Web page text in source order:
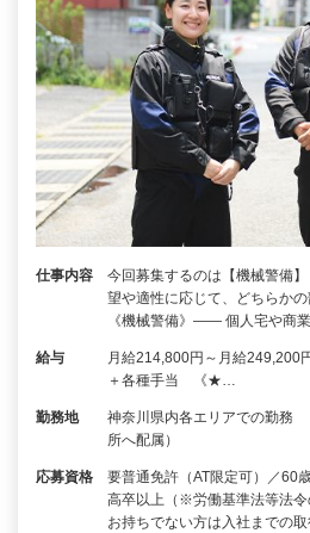
仕事内容
今回募集するのは【機械警備
望や適性に応じて、どちらか
《機械警備》―― 個人宅や商
給与
月給214,800円～月給249,200
＋各種手当 《★…
勤務地
神奈川県内各エリアでの勤務
所へ配属）
応募資格
要普通免許（AT限定可）／60
高卒以上（※労働基準法等法
お持ちでない方は入社までの取